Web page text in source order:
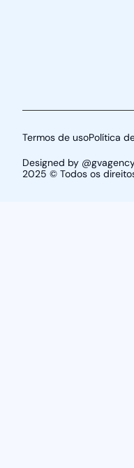
2025 © Todos os
Designed by
Termos de usoPolítica